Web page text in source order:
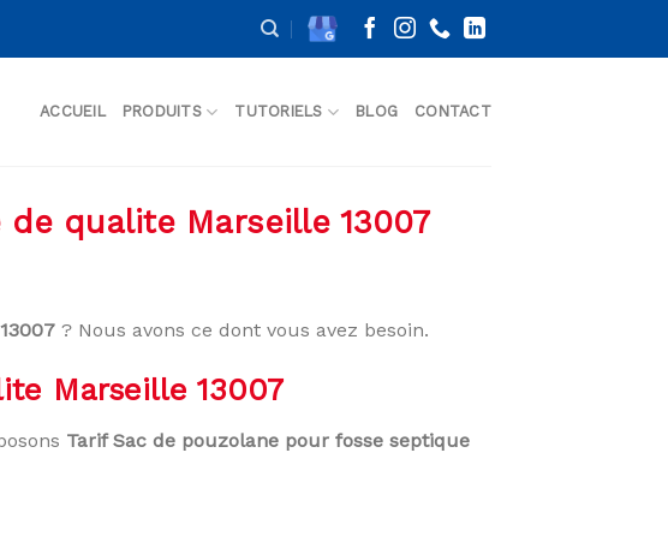
ACCUEIL PRODUITS TUTORIELS BLOG CONTACT
qualite Marseille 13007
? Nous avons ce dont vous avez besoin.
Marseille 13007
Tarif Sac de pouzolane pour fosse septique